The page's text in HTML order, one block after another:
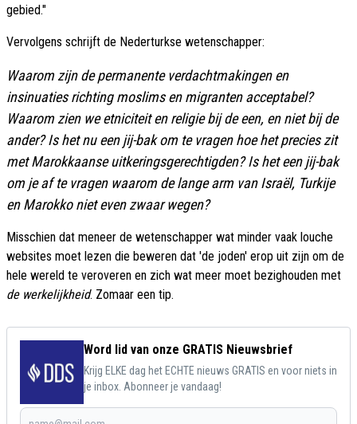
gebied."
Vervolgens schrijft de Nederturkse wetenschapper:
Waarom zijn de permanente verdachtmakingen en
insinuaties richting moslims en migranten acceptabel?
Waarom zien we etniciteit en religie bij de een, en niet bij de
ander? Is het nu een jij-bak om te vragen hoe het precies zit
met Marokkaanse uitkeringsgerechtigden? Is het een jij-bak
om je af te vragen waarom de lange arm van Israël, Turkije
en Marokko niet even zwaar wegen?
Misschien dat meneer de wetenschapper wat minder vaak louche
websites moet lezen die beweren dat 'de joden' erop uit zijn om de
hele wereld te veroveren en zich wat meer moet bezighouden met
de werkelijkheid. Zomaar een tip.
Word lid van onze GRATIS Nieuwsbrief
Krijg ELKE dag het ECHTE nieuws GRATIS en voor niets in
je inbox. Abonneer je vandaag!